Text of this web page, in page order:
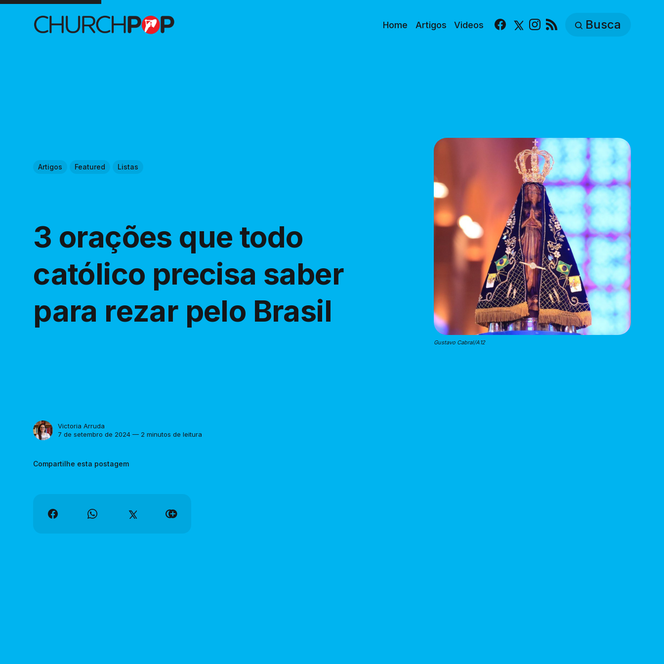
Home Artigos Videos Facebook
X Instagram Busca
Artigos Featured Listas
3 orações que todo
católico precisa saber
para rezar pelo Brasil
Victoria Arruda
7 de setembro de 2024 — 2 minutos de leitura
Compartilhe esta postagem
Gustavo Cabral/A12